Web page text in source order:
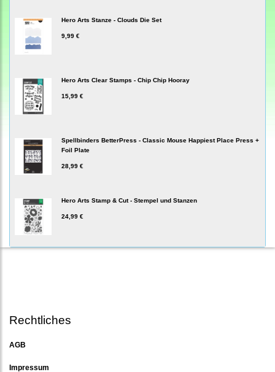
Hero Arts Stanze - Clouds Die Set
9,99 €
Hero Arts Clear Stamps - Chip Chip Hooray
15,99 €
Spellbinders BetterPress - Classic Mouse Happiest Place Press +
Foil Plate
28,99 €
Hero Arts Stamp & Cut - Stempel und Stanzen
24,99 €
Rechtliches
AGB
Impressum